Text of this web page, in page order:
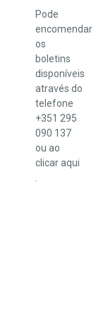
Pode
encomendar
os
boletins
disponíveis
através do
telefone
+351 295
090 137
ou ao
clicaraqui